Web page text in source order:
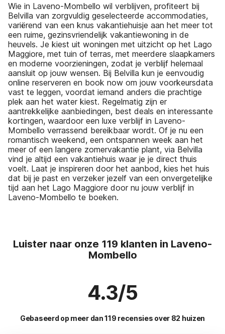
Wie in Laveno-Mombello wil verblijven, profiteert bij
Belvilla van zorgvuldig geselecteerde accommodaties,
variërend van een knus vakantiehuisje aan het meer tot
een ruime, gezinsvriendelijk vakantiewoning in de
heuvels. Je kiest uit woningen met uitzicht op het Lago
Maggiore, met tuin of terras, met meerdere slaapkamers
en moderne voorzieningen, zodat je verblijf helemaal
aansluit op jouw wensen. Bij Belvilla kun je eenvoudig
online reserveren en book now om jouw voorkeursdata
vast te leggen, voordat iemand anders die prachtige
plek aan het water kiest. Regelmatig zijn er
aantrekkelijke aanbiedingen, best deals en interessante
kortingen, waardoor een luxe verblijf in Laveno-
Mombello verrassend bereikbaar wordt. Of je nu een
romantisch weekend, een ontspannen week aan het
meer of een langere zomervakantie plant, via Belvilla
vind je altijd een vakantiehuis waar je je direct thuis
voelt. Laat je inspireren door het aanbod, kies het huis
dat bij je past en verzeker jezelf van een onvergetelijke
tijd aan het Lago Maggiore door nu jouw verblijf in
Laveno-Mombello te boeken.
Luister naar onze 119 klanten in Laveno-
Mombello
4.3/5
Gebaseerd op meer dan 119 recensies over 82 huizen